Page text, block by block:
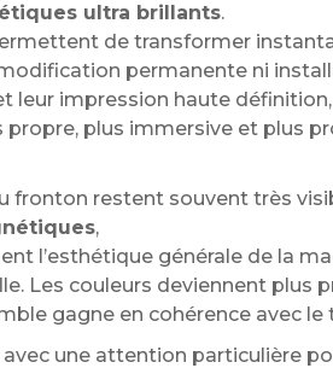
ultra brillants.
de transformer
permanente ni
leur impression haute définition,
plus immersive et plus
fronton restent souvent très
,
l’esthétique générale de la
Les couleurs deviennent plus
gagne en cohérence avec
une attention particulière